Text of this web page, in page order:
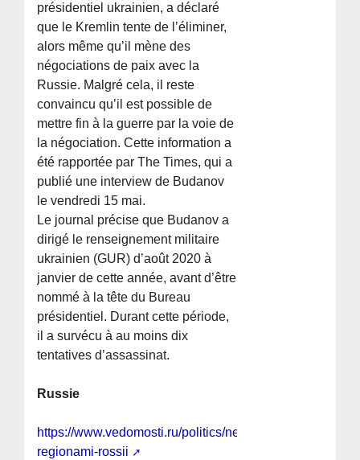
présidentiel ukrainien, a déclaré
que le Kremlin tente de l’éliminer,
alors même qu’il mène des
négociations de paix avec la
Russie. Malgré cela, il reste
convaincu qu’il est possible de
mettre fin à la guerre par la voie de
la négociation. Cette information a
été rapportée par The Times, qui a
publié une interview de Budanov
le vendredi 15 mai.
Le journal précise que Budanov a
dirigé le renseignement militaire
ukrainien (GUR) d’août 2020 à
janvier de cette année, avant d’être
nommé à la tête du Bureau
présidentiel. Durant cette période,
il a survécu à au moins dix
tentatives d’assassinat.
Russie
https://www.vedomosti.ru/politics/news/2026/05/15/
regionami-rossii